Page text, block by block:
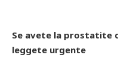
Se avete la prostatite
leggete urgente